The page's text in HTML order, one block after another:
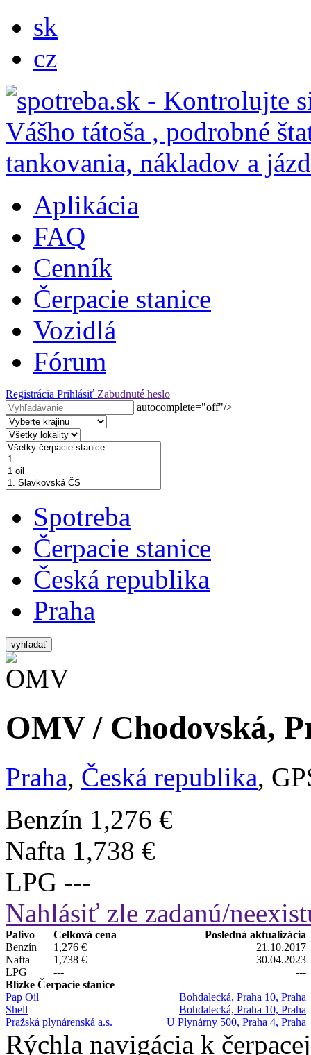
sk
cz
Aplikácia
FAQ
Cenník
Čerpacie stanice
Vozidlá
Fórum
Registrácia Prihlásiť Zabudnuté heslo
autocomplete="off"/>
Spotreba
Čerpacie stanice
Česká republika
Praha
vyhľadať
OMV / Chodovská,
Praha, Česká republika,
Benzín 1,276 €
Nafta 1,738 €
LPG ---
Nahlásiť zle zadanú/
Palivo Celková cena
Posledná aktualizácia
Benzín
1,276 €
21.10.2017
Nafta
1,738 €
30.04.2023
LPG
---
---
Blízke Čerpacie stanice
Pap Oil
Bohdalecká, Praha 10, Praha
Shell
Bohdalecká, Praha 10, Praha
Pražská plynárenská a.s.
U Plynárny 500, Praha 4, Praha
Rýchla navigácia k